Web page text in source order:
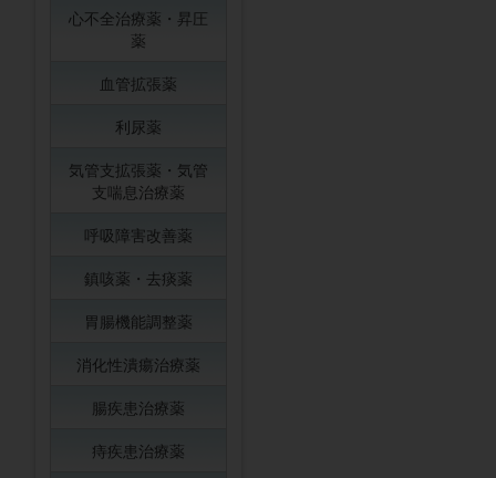
心不全治療薬・昇圧
薬
血管拡張薬
利尿薬
気管支拡張薬・気管
支喘息治療薬
呼吸障害改善薬
鎮咳薬・去痰薬
胃腸機能調整薬
消化性潰瘍治療薬
腸疾患治療薬
痔疾患治療薬